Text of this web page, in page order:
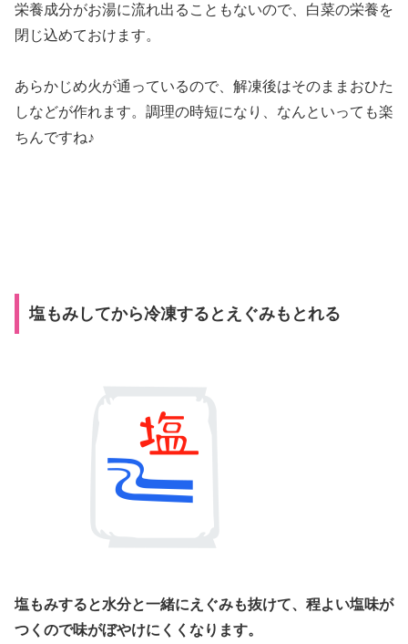
栄養成分がお湯に流れ出ることもないので、白菜の栄養を
閉じ込めておけます。
あらかじめ火が通っているので、解凍後はそのままおひた
しなどが作れます。調理の時短になり、なんといっても楽
ちんですね♪
塩もみしてから冷凍するとえぐみもとれる
塩もみすると水分と一緒にえぐみも抜けて、程よい塩味が
つくので味がぼやけにくくなります。